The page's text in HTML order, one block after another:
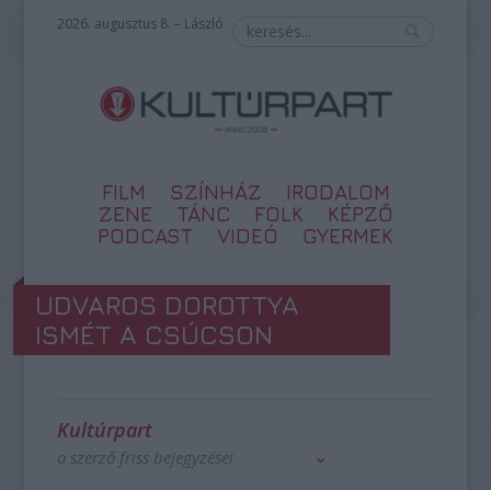
2026. augusztus 8. – László
FILM SZÍNHÁZ
IRODALOM
ZENE
TÁNC FOLK
KÉPZŐ
PODCAST
VIDEÓ GYERMEK
UDVAROS DOROTTYA
ISMÉT A CSÚCSON
Kultúrpart
a szerző friss bejegyzései